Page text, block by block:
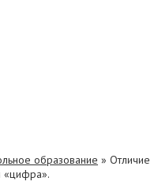
образование » Отличие
«цифра».